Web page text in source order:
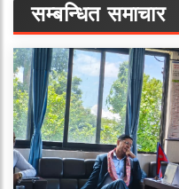
सम्बन्धित समाचार